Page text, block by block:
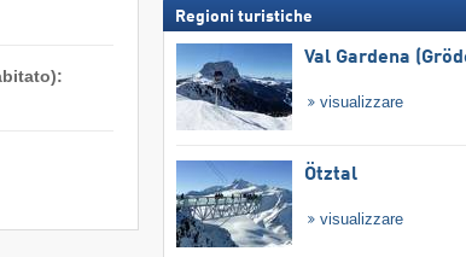
Regioni turistiche
Val Gardena
visualizzare
Ötztal
visualizzare